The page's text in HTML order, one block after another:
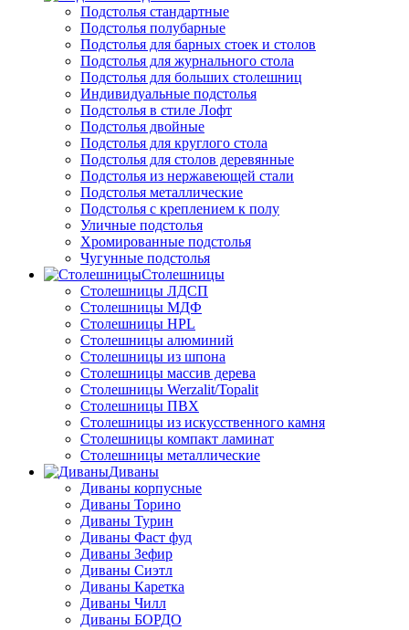
Подстолья стандартные
Подстолья полубарные
Подстолья для барных стоек и столов
Подстолья для журнального стола
Подстолья для больших столешниц
Индивидуальные подстолья
Подстолья в стиле Лофт
Подстолья двойные
Подстолья для круглого стола
Подстолья для столов деревянные
Подстолья из нержавеющей стали
Подстолья металлические
Подстолья с креплением к полу
Уличные подстолья
Хромированные подстолья
Чугунные подстолья
Столешницы
Столешницы ЛДСП
Столешницы МДФ
Столешницы HPL
Столешницы алюминий
Столешницы из шпона
Столешницы массив дерева
Столешницы Werzalit/Topalit
Столешницы ПВХ
Столешницы из искусственного камня
Столешницы компакт ламинат
Столешницы металлические
Диваны
Диваны корпусные
Диваны Торино
Диваны Турин
Диваны Фаст фуд
Диваны Зефир
Диваны Сиэтл
Диваны Каретка
Диваны Чилл
Диваны БОРДО